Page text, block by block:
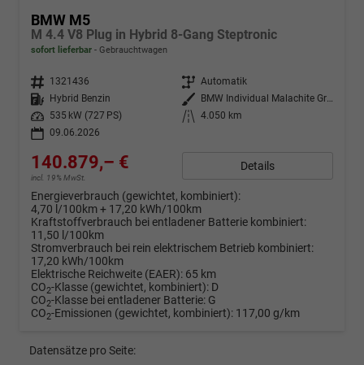
BMW M5
M 4.4 V8 Plug in Hybrid 8-Gang Steptronic
sofort lieferbar Gebrauchtwagen
Fahrzeugnr. 1321436 Getriebe Automatik
Kraftstoff
Hybrid Benzin Außenfarbe
BMW Individual Malachite Green II metallic
Leistung
535 kW (727 PS) Kilometerstand
4.050 km
09.06.2026
140.879,– €
incl. 19% MwSt.
Details
Energieverbrauch (gewichtet, kombiniert):
4,70 l/100km + 17,20 kWh/100km
Kraftstoffverbrauch bei entladener Batterie kombiniert:
11,50 l/100km
Stromverbrauch bei rein elektrischem Betrieb kombiniert:
17,20 kWh/100km
Elektrische Reichweite (EAER): 65 km
CO2-Klasse (gewichtet, kombiniert): D
CO2-Klasse bei entladener Batterie: G
CO2-Emissionen (gewichtet, kombiniert): 117,00 g/km
Datensätze pro Seite: